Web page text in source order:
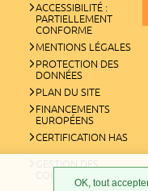
OK, tout
ACCESSIBILITÉ :
PARTIELLEMENT
CONFORME
MENTIONS LÉGALES
PROTECTION DES
DONNÉES
PLAN DU SITE
FINANCEMENTS
EUROPÉENS
CERTIFICATION HAS
GESTION DES
COOKIES